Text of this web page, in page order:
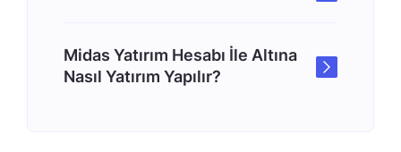
Midas Yatırım Hesabı İle Altına
Nasıl Yatırım Yapılır?